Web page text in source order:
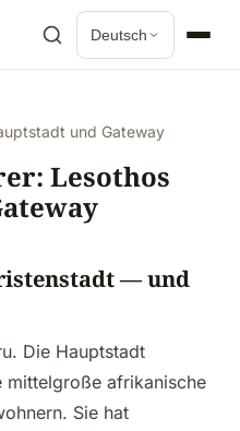
Deutsch
und Gateway
Lesothos
— und
Die Hauptstadt
mittelgroße afrikanische
Sie hat